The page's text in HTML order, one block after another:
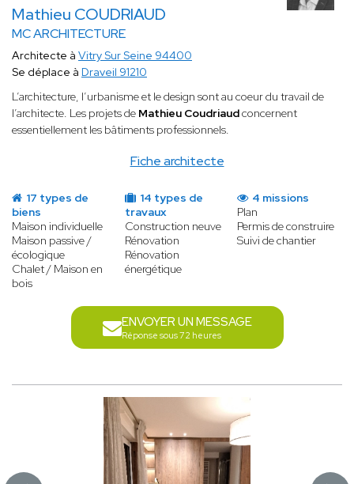
Mathieu COUDRIAUD
MC ARCHITECTURE
Fiche architecte
Architecte à Vitry Sur Seine 94400
Se déplace à Draveil 91210
L’architecture, l’urbanisme et le design sont au coeur du travail de
l’architecte. Les projets de Mathieu Coudriaudconcernent
essentiellement les bâtiments professionnels.
17 types de
biens
Maison individuelle
Maison passive /
écologique
Chalet / Maison en
bois
14 types de
travaux
Construction neuve
Rénovation
Rénovation
énergétique
4 missions
Plan
Permis de construire
Suivi de chantier
ENVOYER UN MESSAGE
Réponse sous 72 heures